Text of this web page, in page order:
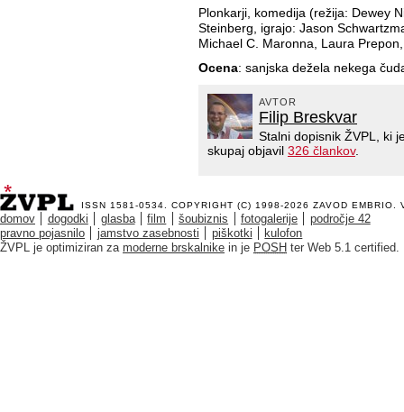
Plonkarji, komedija (režija: Dewey
Steinberg, igrajo: Jason
Michael C. Maronna, Laura
Ocena: sanjska dežela nekega
AVTOR
Filip Breskvar
Stalni dopisnik ŽVPL, ki
skupaj objavil 326 člankov.
ISSN 1581-0534. COPYRIGHT (C) 1998-2026 ZAVOD EMBRIO .
domov dogodki glasba film šoubiznis fotogalerije
področje 42
pravno pojasnilo
jamstvo zasebnosti piškotki
kulofon
ŽVPL je optimiziran za moderne brskalnike in je POSH ter Web 5.1 certified.